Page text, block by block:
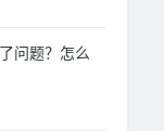
问题？怎么